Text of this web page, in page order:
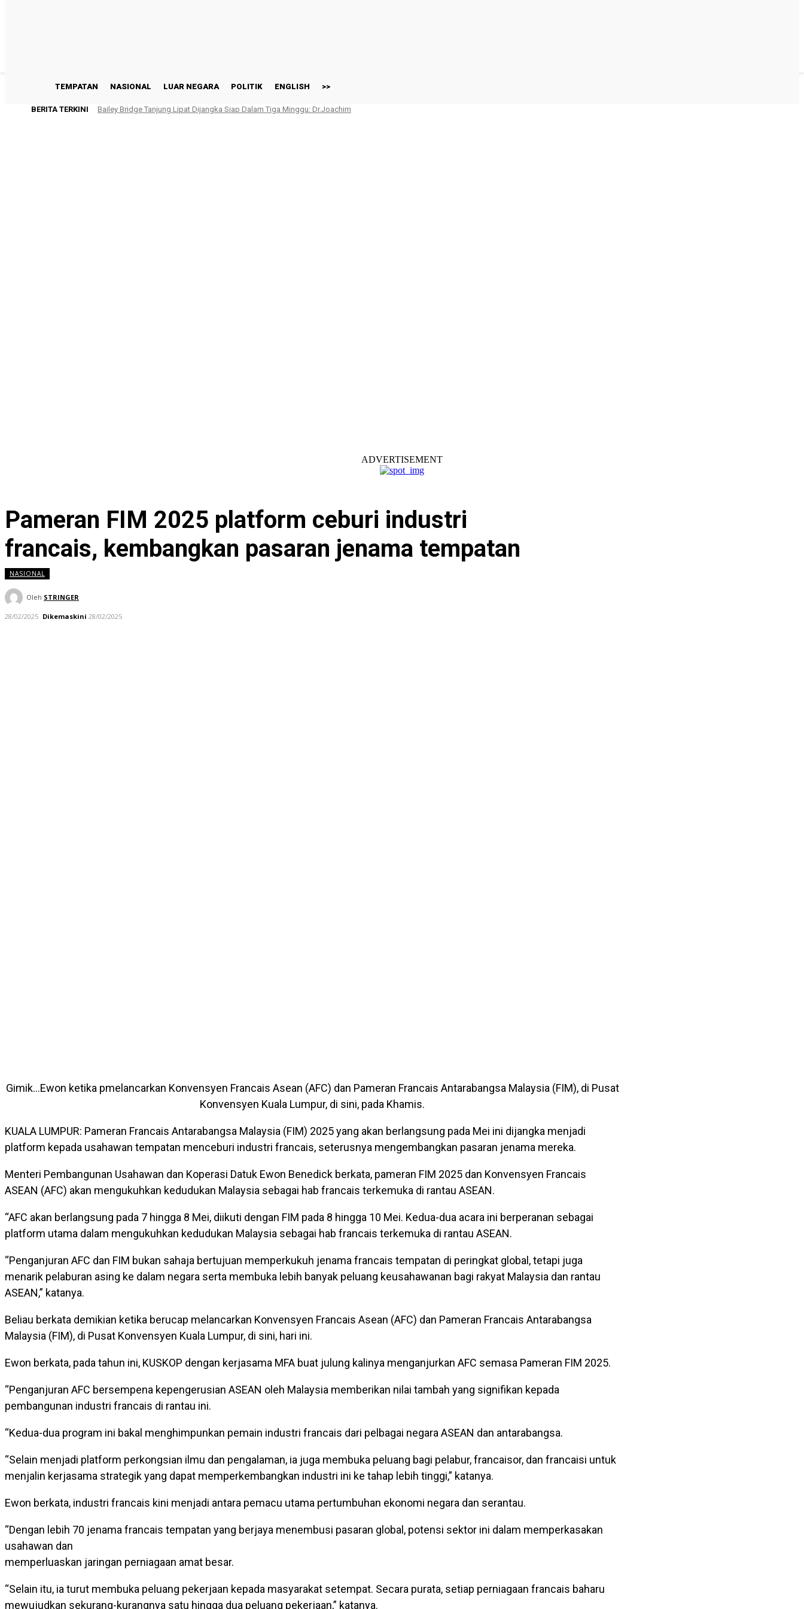
TEMPATAN NASIONAL LUAR NEGARA POLITIK ENGLISH >>
BERITA TERKINI Bailey Bridge Tanjung Lipat Dijangka Siap Dalam Tiga Minggu: Dr.Joachim
ADVERTISEMENT
Pameran FIM 2025 platform ceburi industri
francais, kembangkan pasaran jenama tempatan
NASIONAL
Oleh STRINGER
28/02/2025 Dikemaskini 28/02/2025
Gimik…Ewon ketika pmelancarkan Konvensyen Francais Asean (AFC) dan Pameran Francais Antarabangsa Malaysia (FIM), di Pusat
Konvensyen Kuala Lumpur, di sini, pada Khamis.
KUALA LUMPUR: Pameran Francais Antarabangsa Malaysia (FIM) 2025 yang akan berlangsung pada Mei ini dijangka menjadi
platform kepada usahawan tempatan menceburi industri francais, seterusnya mengembangkan pasaran jenama mereka.
Menteri Pembangunan Usahawan dan Koperasi Datuk Ewon Benedick berkata, pameran FIM 2025 dan Konvensyen Francais
ASEAN (AFC) akan mengukuhkan kedudukan Malaysia sebagai hab francais terkemuka di rantau ASEAN.
“AFC akan berlangsung pada 7 hingga 8 Mei, diikuti dengan FIM pada 8 hingga 10 Mei. Kedua-dua acara ini berperanan sebagai
platform utama dalam mengukuhkan kedudukan Malaysia sebagai hab francais terkemuka di rantau ASEAN.
“Penganjuran AFC dan FIM bukan sahaja bertujuan memperkukuh jenama francais tempatan di peringkat global, tetapi juga
menarik pelaburan asing ke dalam negara serta membuka lebih banyak peluang keusahawanan bagi rakyat Malaysia dan rantau
ASEAN,” katanya.
Beliau berkata demikian ketika berucap melancarkan Konvensyen Francais Asean (AFC) dan Pameran Francais Antarabangsa
Malaysia (FIM), di Pusat Konvensyen Kuala Lumpur, di sini, hari ini.
Ewon berkata, pada tahun ini, KUSKOP dengan kerjasama MFA buat julung kalinya menganjurkan AFC semasa Pameran FIM 2025.
“Penganjuran AFC bersempena kepengerusian ASEAN oleh Malaysia memberikan nilai tambah yang signifikan kepada
pembangunan industri francais di rantau ini.
“Kedua-dua program ini bakal menghimpunkan pemain industri francais dari pelbagai negara ASEAN dan antarabangsa.
“Selain menjadi platform perkongsian ilmu dan pengalaman, ia juga membuka peluang bagi pelabur, francaisor, dan francaisi untuk
menjalin kerjasama strategik yang dapat memperkembangkan industri ini ke tahap lebih tinggi,” katanya.
Ewon berkata, industri francais kini menjadi antara pemacu utama pertumbuhan ekonomi negara dan serantau.
“Dengan lebih 70 jenama francais tempatan yang berjaya menembusi pasaran global, potensi sektor ini dalam memperkasakan
usahawan dan
memperluaskan jaringan perniagaan amat besar.
“Selain itu, ia turut membuka peluang pekerjaan kepada masyarakat setempat. Secara purata, setiap perniagaan francais baharu
mewujudkan sekurang-kurangnya satu hingga dua peluang pekerjaan,” katanya.